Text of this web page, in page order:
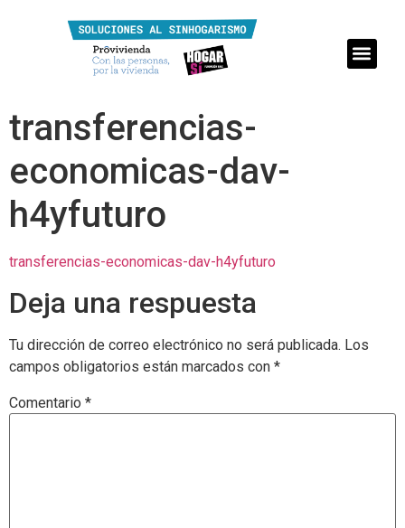
transferencias-
economicas-dav-
h4yfuturo
transferencias-economicas-dav-h4yfuturo
Deja una respuesta
Tu dirección de correo electrónico no será publicada. Los
campos obligatorios están marcados con *
Comentario *